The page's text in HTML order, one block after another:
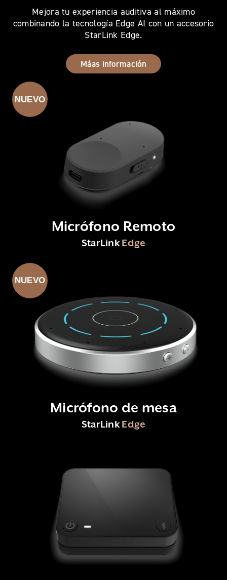
Mejora tu experiencia auditiva al máximo
combinando la tecnología Edge AI con un accesorio
StarLink Edge.
Máas información
Micrófono Remoto
StarLinkEdge
NUEVO
Micrófono de mesa
StarLinkEdge
NUEVO